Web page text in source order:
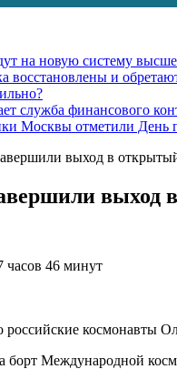
на новую систему
и
служба финансового
Москвы отметили День
выход в
выход
часов 46 минут
космонавты
борт Международной